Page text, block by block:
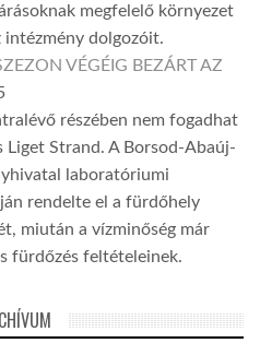
megfelelő környezet
intézmény dolgozóit.
VÉGÉIG BEZÁRT AZ
részében nem fogadhat
Liget Strand. A Borsod-Abaúj-
laboratóriumi
rendelte el a fürdőhely
miután a vízminőség már
fürdőzés feltételeinek.